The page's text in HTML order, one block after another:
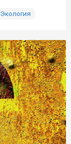
Экология